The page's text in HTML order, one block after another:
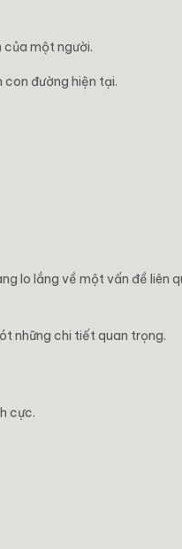
của một người.
đường hiện tại.
lo lắng về một vấn đề liên
những chi tiết quan trọng.
cực.